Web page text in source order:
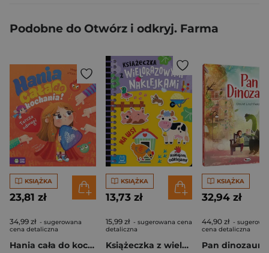
Podobne do Otwórz i odkryj. Farma
KSIĄŻKA
23,81 zł
34,99 zł - sugerowana
cena detaliczna
Hania cała do kochania! Tarcza odwagi
KSIĄŻKA
13,73 zł
15,99 zł - sugerowana cena
detaliczna
Książeczka z wielorazowymi naklejkami. Na wsi. Naklejam, odklejam!
KSIĄŻKA
32,94 zł
44,90 zł -
cena detaliczna
Pan dinozaur